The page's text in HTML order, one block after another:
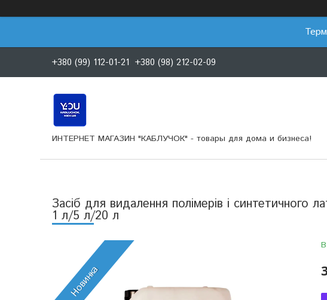
+380 (99) 112-01-21 +380 (98) 212-02-09
ИНТЕРНЕТ МАГАЗИН "КАБЛУЧОК" - товары для дома и бизнеса!
Засіб для видалення полімерів і синтетичного
1 л/5 л/20 л
Новинка